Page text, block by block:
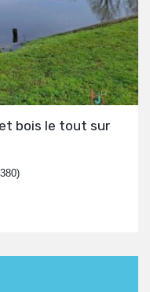
bois le tout sur